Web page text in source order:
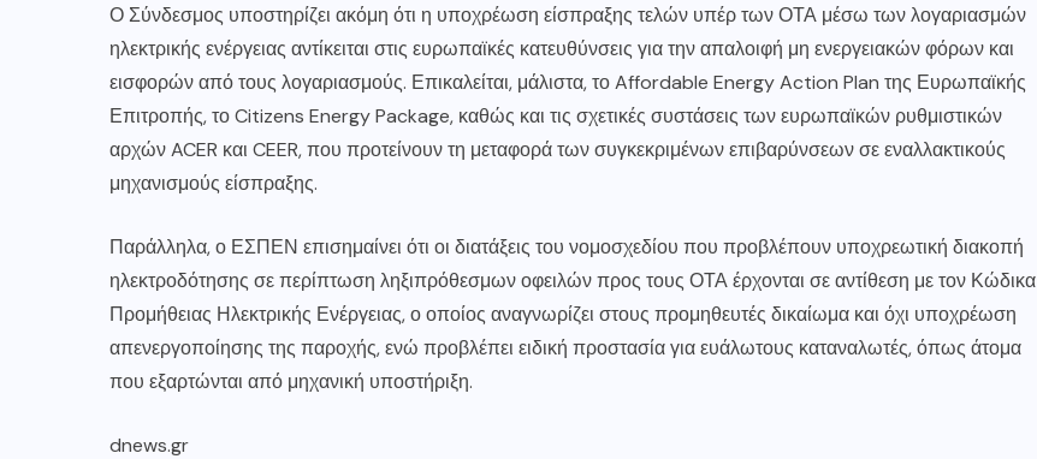
Ο Σύνδεσμος υποστηρίζει ακόμη ότι η υποχρέωση είσπραξης τελών υπέρ των ΟΤΑ μέσω των λογαριασμών
ηλεκτρικής ενέργειας αντίκειται στις ευρωπαϊκές κατευθύνσεις για την απαλοιφή μη ενεργειακών φόρων και
εισφορών από τους λογαριασμούς. Επικαλείται, μάλιστα, το Affordable Energy Action Plan της Ευρωπαϊκής
Επιτροπής, το Citizens Energy Package, καθώς και τις σχετικές συστάσεις των ευρωπαϊκών ρυθμιστικών
αρχών ACER και CEER, που προτείνουν τη μεταφορά των συγκεκριμένων επιβαρύνσεων σε εναλλακτικούς
μηχανισμούς είσπραξης.
Παράλληλα, ο ΕΣΠΕΝ επισημαίνει ότι οι διατάξεις του νομοσχεδίου που προβλέπουν υποχρεωτική διακοπή
ηλεκτροδότησης σε περίπτωση ληξιπρόθεσμων οφειλών προς τους ΟΤΑ έρχονται σε αντίθεση με τον Κώδικα
Προμήθειας Ηλεκτρικής Ενέργειας, ο οποίος αναγνωρίζει στους προμηθευτές δικαίωμα και όχι υποχρέωση
απενεργοποίησης της παροχής, ενώ προβλέπει ειδική προστασία για ευάλωτους καταναλωτές, όπως άτομα
που εξαρτώνται από μηχανική υποστήριξη.
dnews.gr